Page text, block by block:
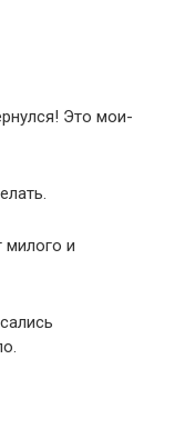
Это мои-
милого и